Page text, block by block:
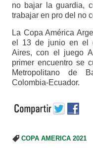
no bajar la guardia,
trabajar en pro del no
La Copa América
el 13 de junio en el
Aires, con el juego
primer encuentro se
Metropolitano de
Colombia-Ecuador.
COPA AMERICA 2021